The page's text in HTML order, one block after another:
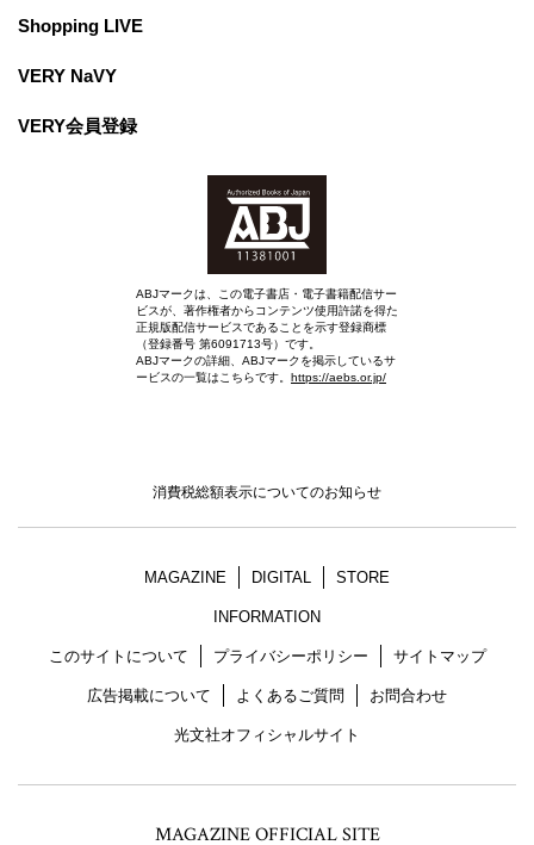
Shopping LIVE
VERY NaVY
VERY会員登録
ABJマークは、この電子書店・電子書籍配信サー
ビスが、著作権者からコンテンツ使用許諾を得た
正規版配信サービスであることを示す登録商標
（登録番号 第6091713号）です。
ABJマークの詳細、ABJマークを掲示しているサ
ービスの一覧はこちらです。 https://aebs.or.jp/
消費税総額表示についてのお知らせ
MAGAZINE DIGITAL STORE
INFORMATION
このサイトについて プライバシーポリシー サイトマップ
広告掲載について よくあるご質問 お問合わせ
光文社オフィシャルサイト
MAGAZINE OFFICIAL SITE